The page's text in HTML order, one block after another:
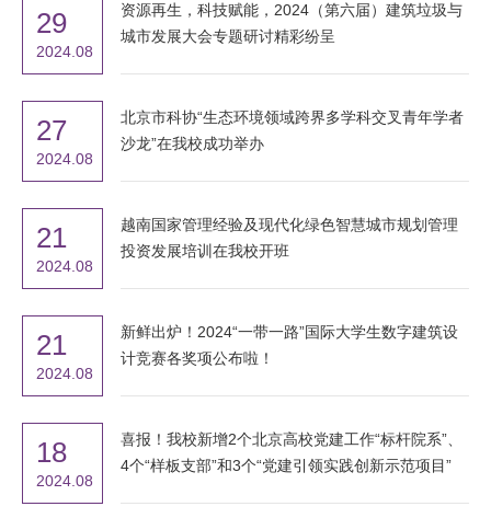
29
2024.08
资源再生，科技赋能，2024（第六届）建筑垃圾与
城市发展大会专题研讨精彩纷呈
27
2024.08
北京市科协“生态环境领域跨界多学科交叉青年学者
沙龙”在我校成功举办
21
2024.08
越南国家管理经验及现代化绿色智慧城市规划管理
投资发展培训在我校开班
21
2024.08
新鲜出炉！2024“一带一路”国际大学生数字建筑设
计竞赛各奖项公布啦！
18
2024.08
喜报！我校新增2个北京高校党建工作“标杆院系”、
4个“样板支部”和3个“党建引领实践创新示范项目”